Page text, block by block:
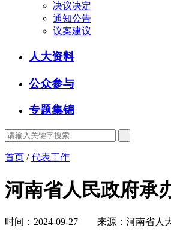
决议决定
通知公告
议案建议
人大资料
公众参与
专题集锦
首页 /代表工作
河南省人民政府承
时间：2024-09-27 来源：河南省人